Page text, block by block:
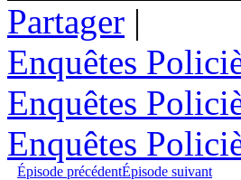
Partager |
Enquêtes
Enquêtes
Enquêtes
Épisode précédentÉpisode suivant